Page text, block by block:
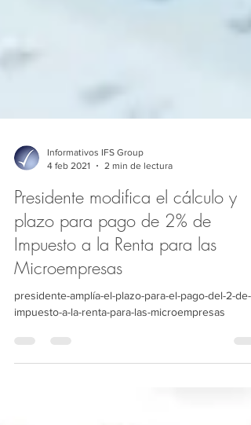
4 feb 2021
2 min de lectura
Presidente modifica el cálculo y
plazo para pago de 2% de
Impuesto a la Renta para las
Microempresas
presidente-amplía-el-plazo-para-el-pago-del-2-de-
impuesto-a-la-renta-para-las-microempresas